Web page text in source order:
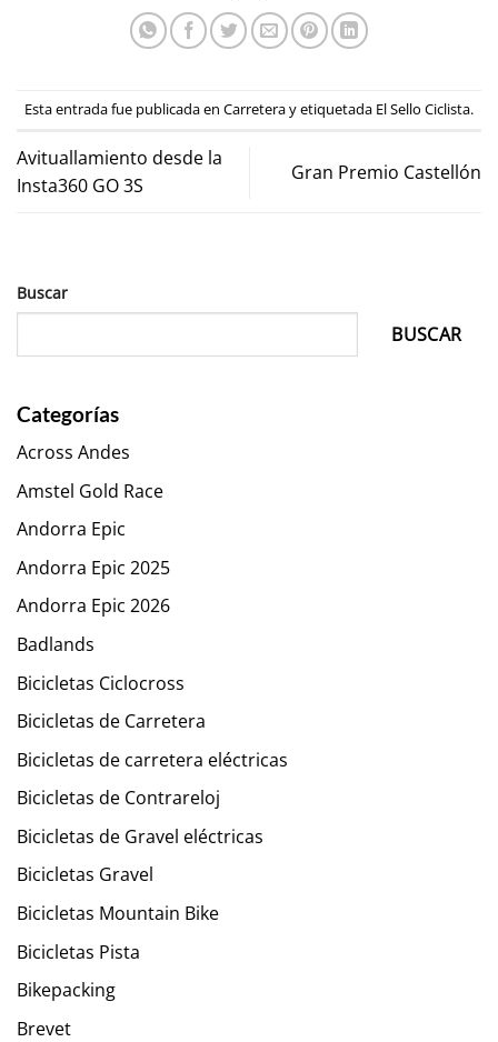
Esta entrada fue publicada en Carreteray etiquetada El Sello Ciclista.
Avituallamiento desde la
Insta360 GO 3S
Gran Premio Castellón
Buscar
BUSCAR
Categorías
Across Andes
Amstel Gold Race
Andorra Epic
Andorra Epic 2025
Andorra Epic 2026
Badlands
Bicicletas Ciclocross
Bicicletas de Carretera
Bicicletas de carretera eléctricas
Bicicletas de Contrareloj
Bicicletas de Gravel eléctricas
Bicicletas Gravel
Bicicletas Mountain Bike
Bicicletas Pista
Bikepacking
Brevet